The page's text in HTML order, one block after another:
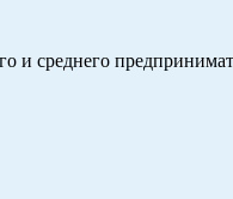
и среднего